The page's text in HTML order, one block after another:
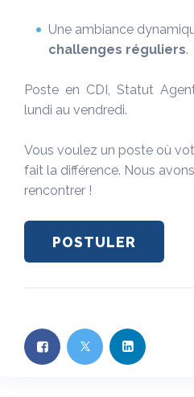
Une ambiance
challenges réguliers.
Poste en CDI, Statut
lundi au vendredi.
Vous voulez un poste où
fait la différence. Nous
rencontrer !